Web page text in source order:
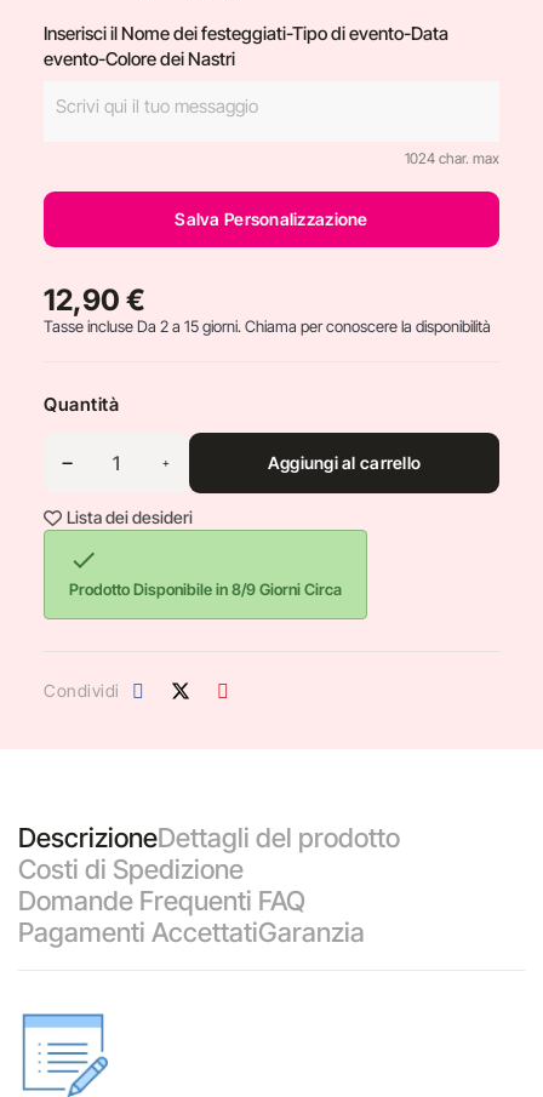
Inserisci il Nome dei festeggiati-Tipo di evento-Data
evento-Colore dei Nastri
1024 char. max
Salva Personalizzazione
12,90 €
Tasse incluseDa 2 a 15 giorni. Chiama per conoscere la disponibilità
Quantità
Aggiungi al carrello
Lista dei desideri

Prodotto Disponibile in 8/9 Giorni Circa
Condividi
DescrizioneDettagli del prodotto
Costi di Spedizione
Domande Frequenti FAQ
Pagamenti AccettatiGaranzia